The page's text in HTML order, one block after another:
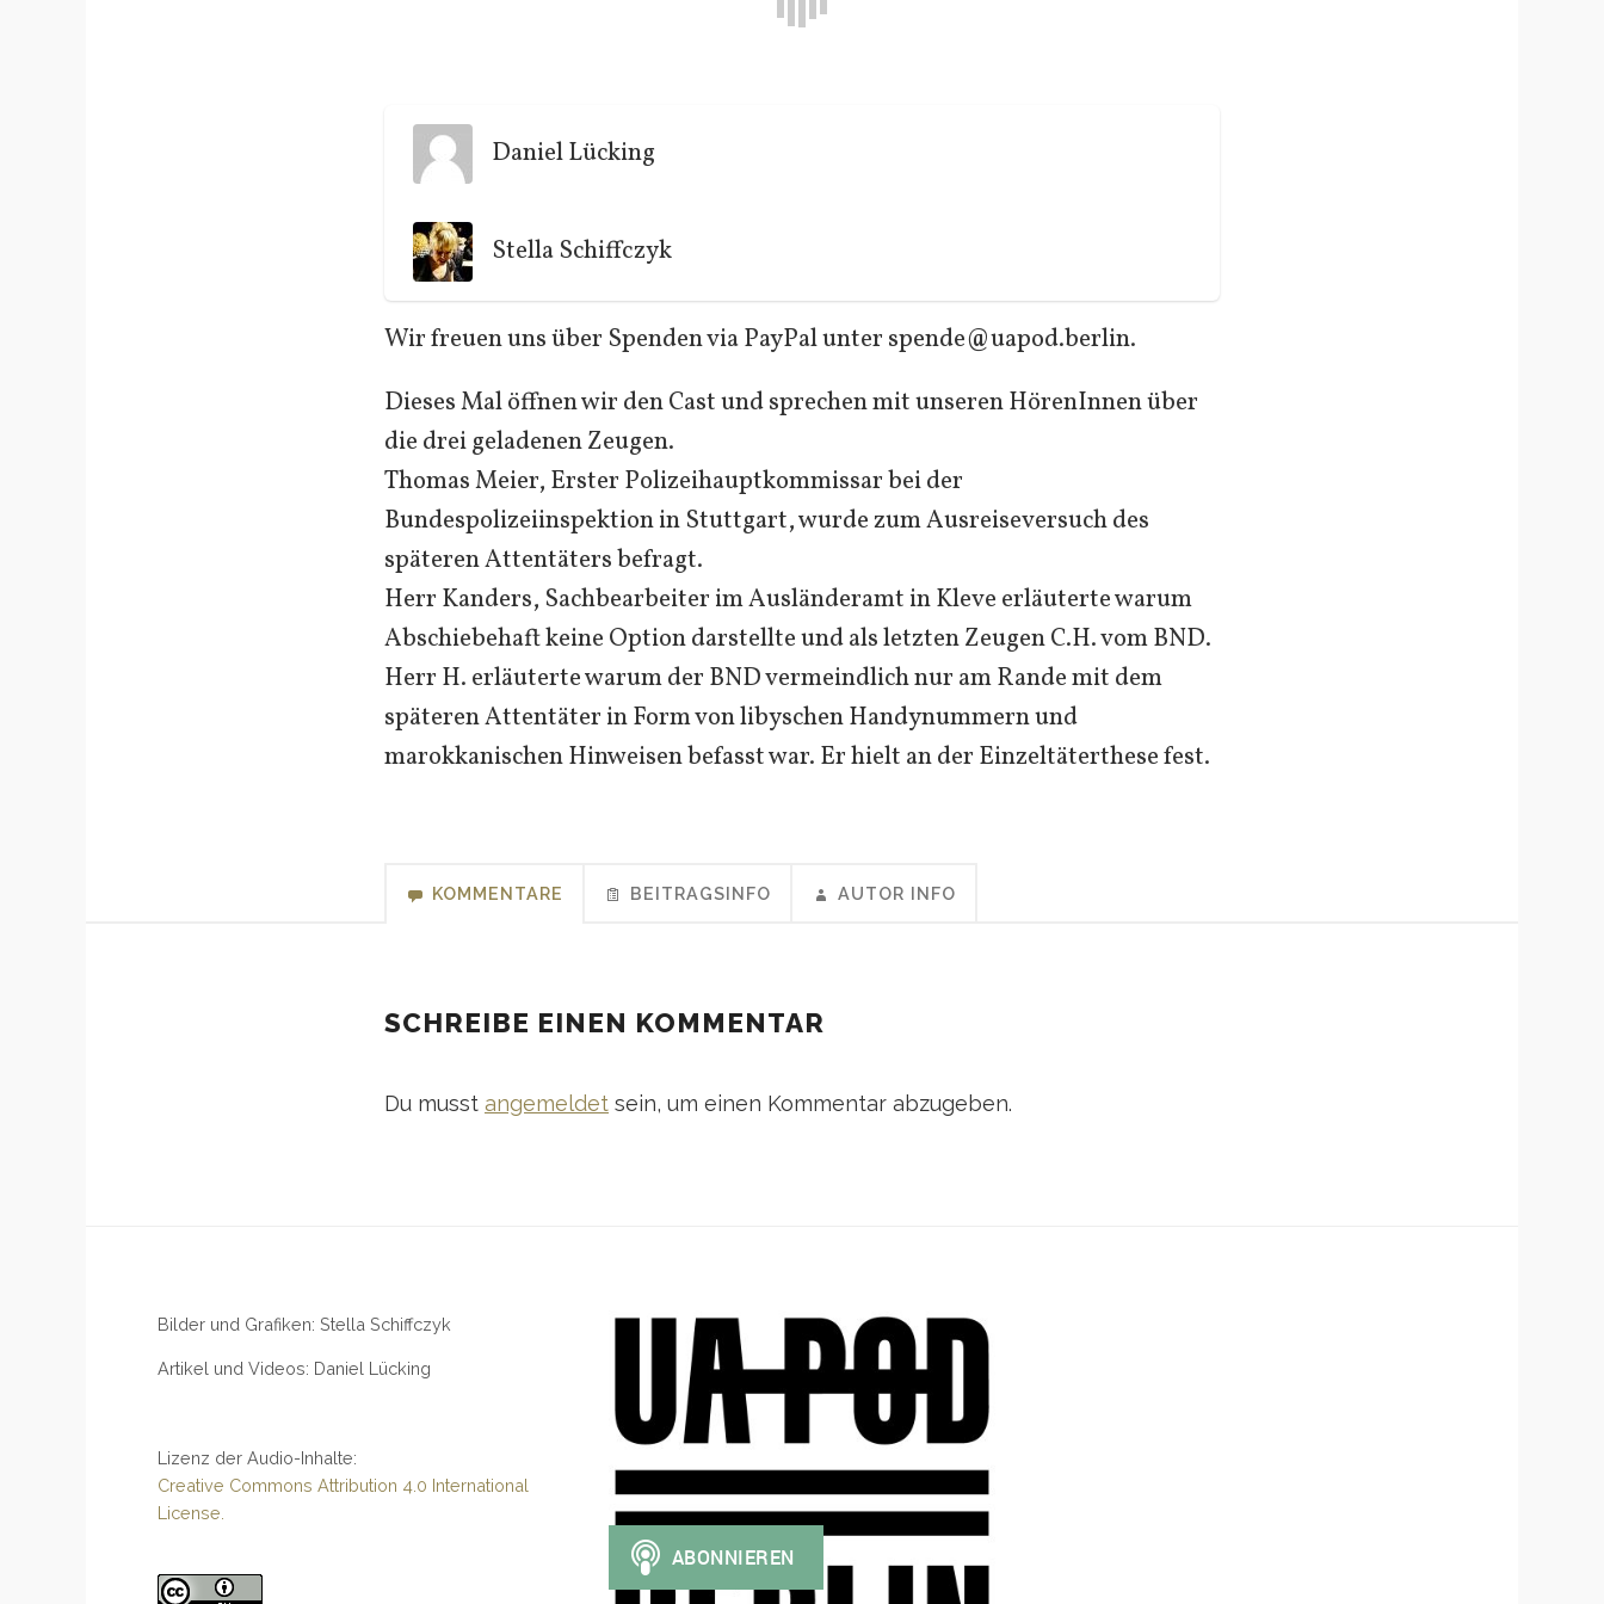
Daniel Lücking
Stella Schiffczyk
Wir freuen uns über Spenden via PayPal unter spende@uapod.berlin.
Dieses Mal öffnen wir den Cast und sprechen mit unseren HörenInnen über
die drei geladenen Zeugen.
Thomas Meier, Erster Polizeihauptkommissar bei der
Bundespolizeiinspektion in Stuttgart, wurde zum Ausreiseversuch des
späteren Attentäters befragt.
Herr Kanders, Sachbearbeiter im Ausländeramt in Kleve erläuterte warum
Abschiebehaft keine Option darstellte und als letzten Zeugen C.H. vom BND.
Herr H. erläuterte warum der BND vermeindlich nur am Rande mit dem
späteren Attentäter in Form von libyschen Handynummern und
marokkanischen Hinweisen befasst war. Er hielt an der Einzeltäterthese fest.
KOMMENTARE BEITRAGSINFO AUTOR INFO
SCHREIBE EINEN KOMMENTAR
Du musst angemeldet sein, um einen Kommentar abzugeben.
Bilder und Grafiken: Stella Schiffczyk
Artikel und Videos: Daniel Lücking
Lizenz der Audio-Inhalte:
Creative Commons Attribution 4.0 International
License.